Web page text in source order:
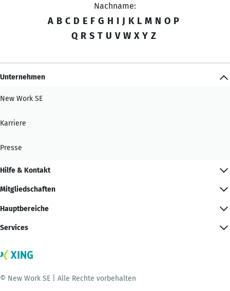
Nachname:
A B C D E F G H I J K L M N O P
Q R S T U V W X Y Z
Unternehmen
New Work SE
Karriere
Presse
Hilfe & Kontakt
Mitgliedschaften
Hauptbereiche
Services
© New Work SE | Alle Rechte vorbehalten